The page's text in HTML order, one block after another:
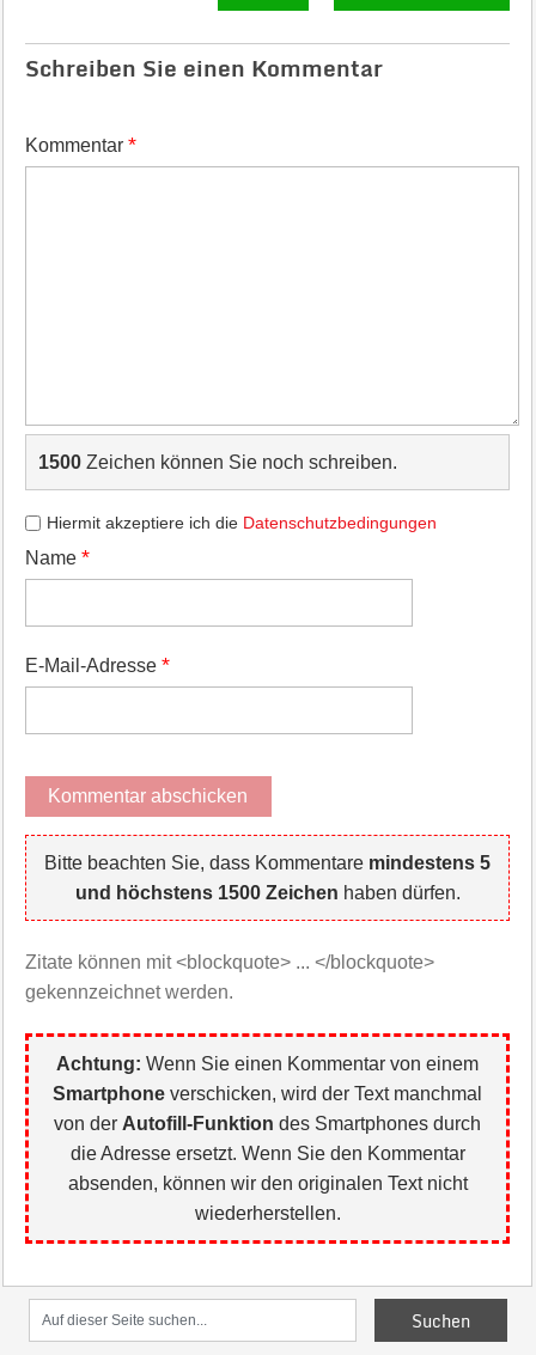
Schreiben Sie einen Kommentar
Kommentar *
1500Zeichen können Sie noch schreiben.
Hiermit akzeptiere ich die Datenschutzbedingungen
Name *
E-Mail-Adresse *
Bitte beachten Sie, dass Kommentare mindestens 5
und höchstens 1500 Zeichen haben dürfen.
Zitate können mit <blockquote> ... </blockquote>
gekennzeichnet werden.
Achtung: Wenn Sie einen Kommentar von einem
Smartphone verschicken, wird der Text manchmal
von der Autofill-Funktion des Smartphones durch
die Adresse ersetzt. Wenn Sie den Kommentar
absenden, können wir den originalen Text nicht
wiederherstellen.